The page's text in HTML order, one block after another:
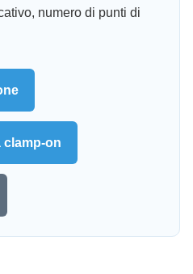
numero di punti di
on